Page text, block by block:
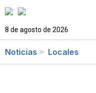
8 de agosto de 2026
Noticias Locales